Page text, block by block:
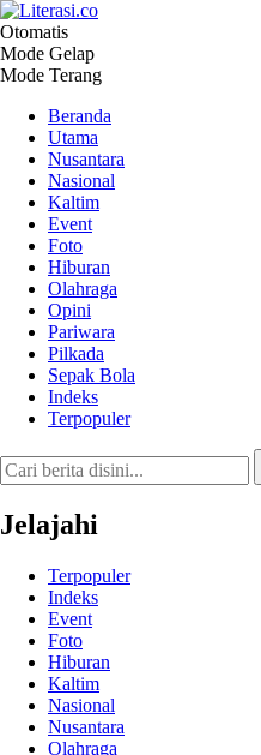
Literasi.co
Pilar Informasi
Otomatis
Mode Gelap
Mode Terang
Beranda
Utama
Nusantara
Nasional
Kaltim
Event
Foto
Hiburan
Olahraga
Opini
Pariwara
Pilkada
Sepak Bola
Indeks
Terpopuler
Jelajahi
Terpopuler
Indeks
Event
Foto
Hiburan
Kaltim
Nasional
Nusantara
Olahraga